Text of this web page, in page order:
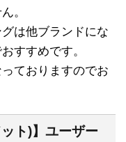
。
は他ブランドにな
すすめです。
ておりますのでお
ト)】ユーザー